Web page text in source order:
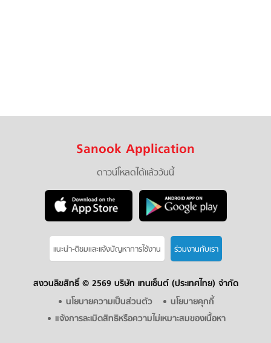
Sanook Application
ดาวน์โหลดได้แล้ววันนี้
แนะนำ-ติชมเเละแจ้งปัญหาการใช้งาน ร่วมงานกับเรา
สงวนลิขสิทธิ์ © 2569 บริษัท เทนเซ็นต์ (ประเทศไทย) จำกัด
นโยบายความเป็นส่วนตัว
นโยบายคุกกี้
แจ้งการละเมิดสิทธิหรือความไม่เหมาะสมของเนื้อหา